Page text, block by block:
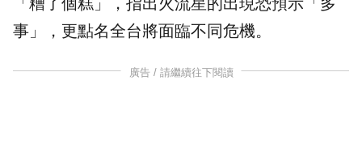
事」，更點名全台將面臨不同危機。
廣告 / 請繼續往下閱讀